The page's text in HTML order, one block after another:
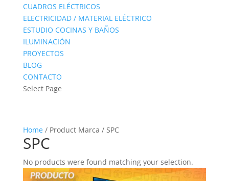
CUADROS ELÉCTRICOS
ELECTRICIDAD / MATERIAL ELÉCTRICO
ESTUDIO COCINAS Y BAÑOS
ILUMINACIÓN
PROYECTOS
BLOG
CONTACTO
Select Page
Home/ Product Marca / SPC
SPC
No products were found matching your selection.